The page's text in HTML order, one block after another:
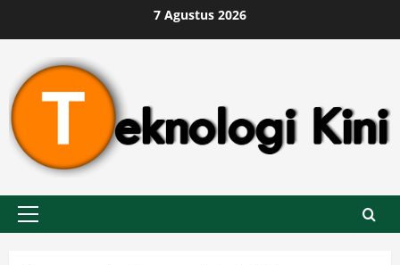
to
content
7 Agustus 2026
Primary